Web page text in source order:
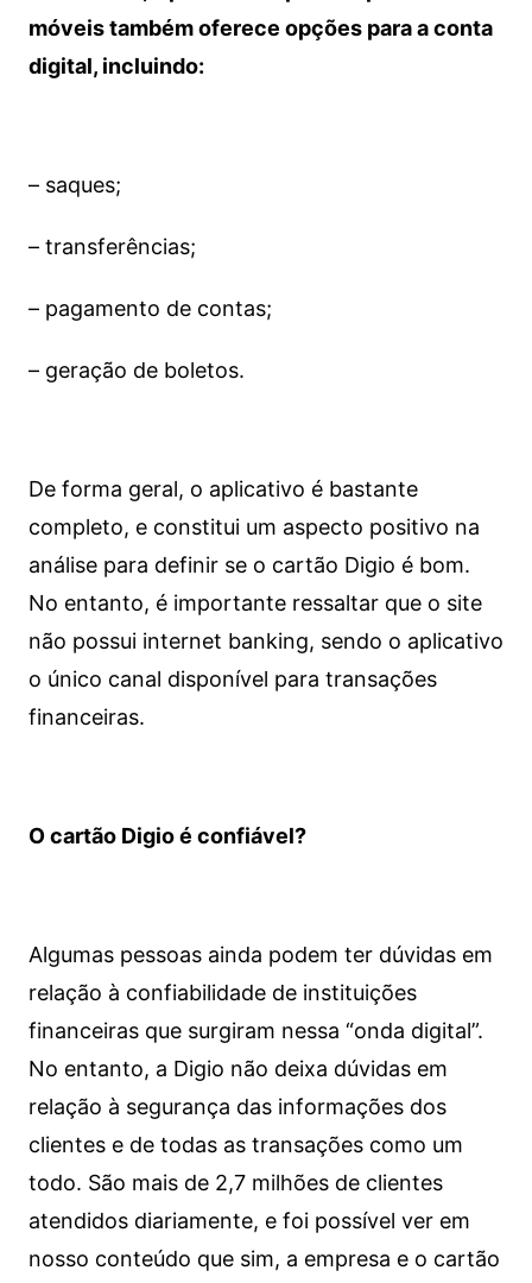
móveis também oferece opções para a conta
digital, incluindo:
– saques;
– transferências;
– pagamento de contas;
– geração de boletos.
De forma geral, o aplicativo é bastante
completo, e constitui um aspecto positivo na
análise para definir se o cartão Digio é bom.
No entanto, é importante ressaltar que o site
não possui internet banking, sendo o aplicativo
o único canal disponível para transações
financeiras.
O cartão Digio é confiável?
Algumas pessoas ainda podem ter dúvidas em
relação à confiabilidade de instituições
financeiras que surgiram nessa “onda digital”.
No entanto, a Digio não deixa dúvidas em
relação à segurança das informações dos
clientes e de todas as transações como um
todo. São mais de 2,7 milhões de clientes
atendidos diariamente, e foi possível ver em
nosso conteúdo que sim, a empresa e o cartão